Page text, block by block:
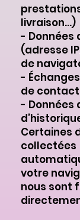
livraison...)
- Données
(adresse
de
-
de
-
Certaines
collectées
votre
nous sont